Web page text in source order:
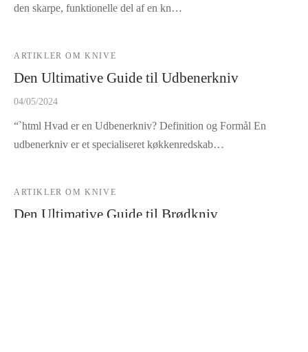
den skarpe, funktionelle del af en kn…
ARTIKLER OM KNIVE
Den Ultimative Guide til Udbenerkniv
04/05/2024
“`html Hvad er en Udbenerkniv? Definition og Formål En
udbenerkniv er et specialiseret køkkenredskab…
ARTIKLER OM KNIVE
Den Ultimative Guide til Brødkniv